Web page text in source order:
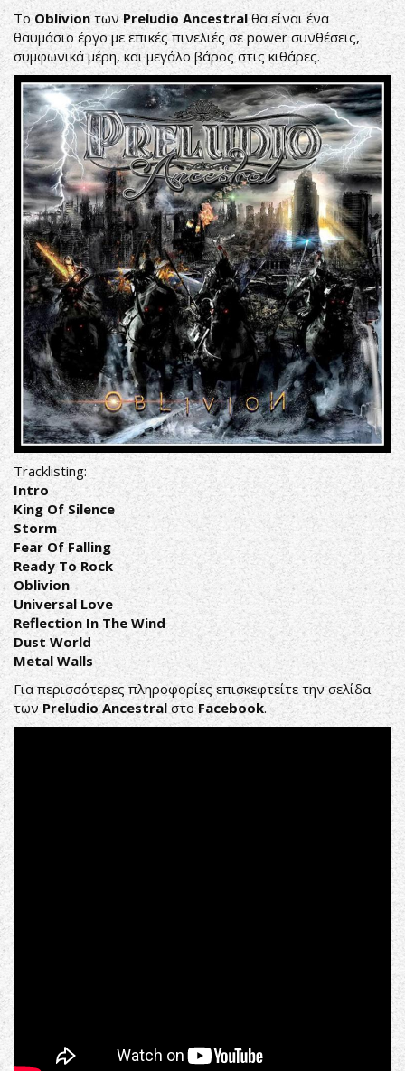
ΤοOblivionτωνPreludio Ancestralθα είναι ένα
θαυμάσιο έργο με επικές πινελιές σε power συνθέσεις,
συμφωνικά μέρη, και μεγάλο βάρος στις κιθάρες.
Tracklisting:
Intro
King Of Silence
Storm
Fear Of Falling
Ready To Rock
Oblivion
Universal Love
Reflection In The Wind
Dust World
Metal Walls
Για περισσότερες πληροφορίες επισκεφτείτε την σελίδα
των PreludioAncestral στο Facebook.